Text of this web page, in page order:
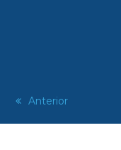
previous
Anterior